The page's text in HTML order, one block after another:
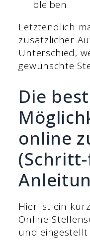
bleiben
Letztendlich
zusätzlicher
Unterschied,
gewünschte
Die
online
Hier ist ein
Online-
und